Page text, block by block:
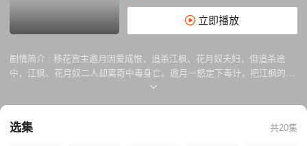
立即播放
剧情简介 : 移花宫主邀月因爱成恨，追杀江枫、花月奴夫妇，但追杀途
中，江枫、花月奴二人却离奇中毒身亡。邀月一怒定下毒计，把江枫的一
双孪生儿子分开抚养，企图令亲兄弟长大后互相仇杀以泄愤。十余年后，
炉火纯青。花无缺和小鱼儿分别奉命追寻南天宝藏，二人不期而遇，结成
选集 共20集